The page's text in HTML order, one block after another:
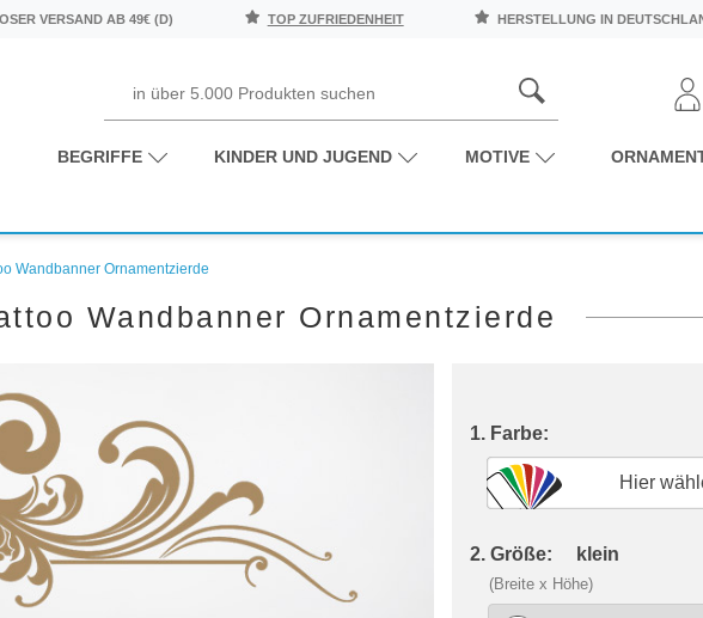
VERSAND AB 49€ (D) TOP ZUFRIEDENHEIT HERSTELLUNG IN
BEGRIFFE KINDER UND JUGEND MOTIVE
Wandbanner Ornamentzierde
Wandbanner Ornamentzierde
1. Farbe:
Hier
2. Größe: klein
(Breite x Höhe)